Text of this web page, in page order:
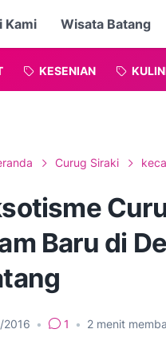
Kami Wisata Batang
KESENIAN
Curug Siraki
Baru di
2016 • 1 • 2 menit